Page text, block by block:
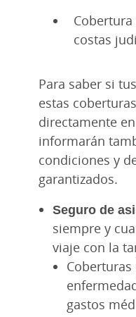
costas
Para saber si
estas
directamente
informarán
condiciones y
garantizados.
Seguro de
siempre y
viaje con la
gastos